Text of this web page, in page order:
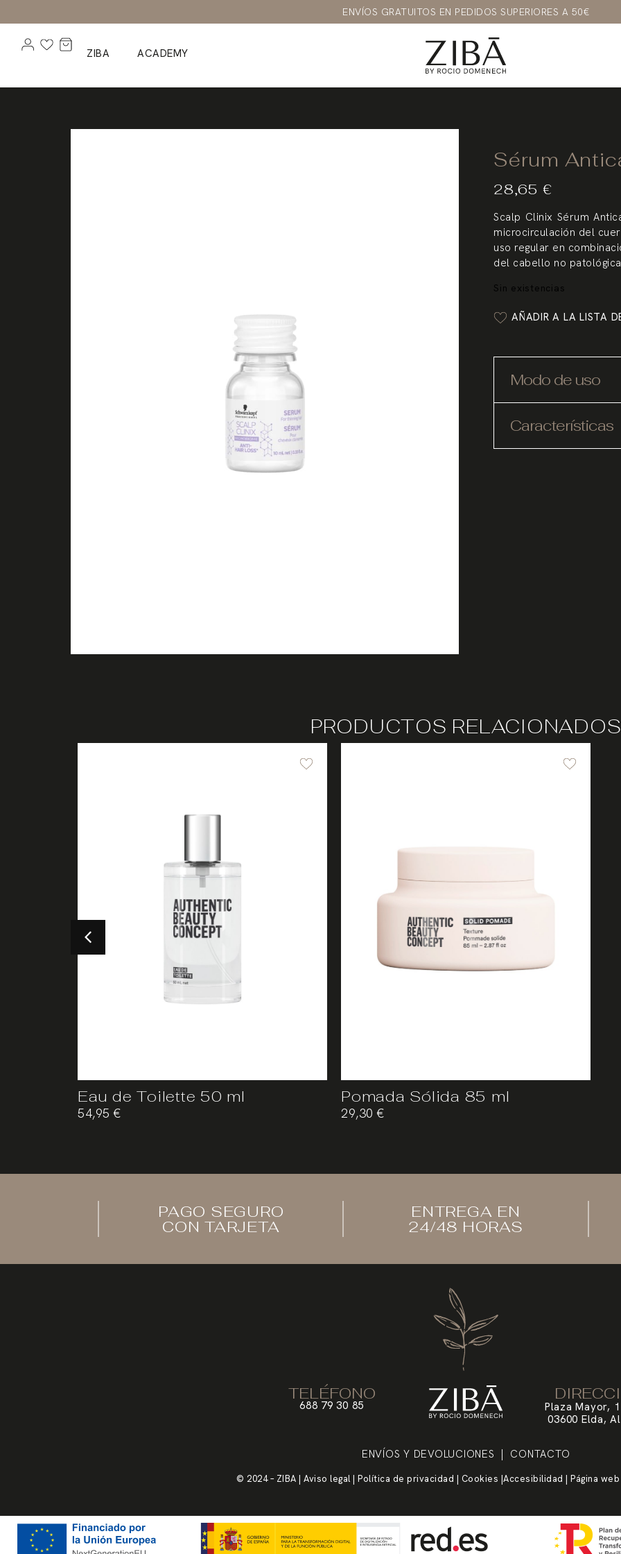
ENVÍOS GRATUITOS EN PEDIDOS SUPERIORES A 50€
ZIBA ACADEMY
Sérum
28,65 €
Scalp Clinix Sérum
microcirculación del
uso regular en
del cabello no
Sin existencias
AÑADIR A LA LISTA
Modo de uso
Características
PRODUCTOS RELACIONADOS
Eau de Toilette 50 ml
54,95€
Pomada Sólida 85 ml
29,30€
PAGO SEGURO
CON TARJETA
ENTREGA EN
24/48 HORAS
TELÉFONO
688 79 30 85
Plaza Mayor,
03600 Elda,
ENVÍOS Y DEVOLUCIONES | CONTACTO
© 2024 – ZIBA | Aviso legal | Política de privacidad | Cookies |Accesibilidad | Página